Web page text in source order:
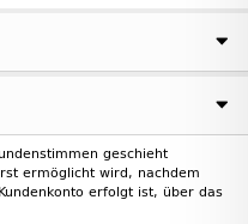
geschieht
ermöglicht wird, nachdem
erfolgt ist, über das